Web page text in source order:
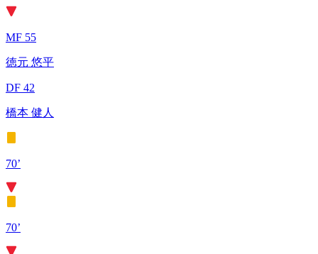
MF 55
徳元 悠平
DF 42
橋本 健人
70’
70’